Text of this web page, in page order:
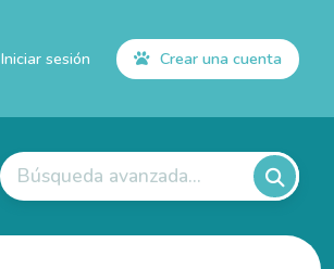
Iniciar sesión Crear una cuenta
Búsqueda avanzada...